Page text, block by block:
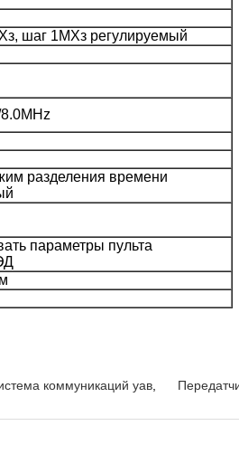
шаг 1МХз регулируемый
разделения времени
параметры пульта
коммуникаций уав